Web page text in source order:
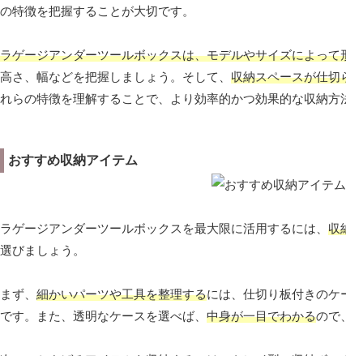
の特徴を把握することが大切です。
ラゲージアンダーツールボックスは、モデルやサイズによって
高さ、幅などを把握しましょう。そして、 収納スペースが仕切
れらの特徴を理解することで、より効率的かつ効果的な収納方
おすすめ収納アイテム
ラゲージアンダーツールボックスを最大限に活用するには、 収
選びましょう。
まず、 細かいパーツや工具を整理するには、仕切り板付きの
です。また、透明なケースを選べば、 中身が一目でわかるので